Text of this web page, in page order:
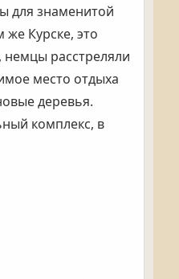
для знаменитой
Курске, это
расстреляли
место отдыха
деревья.
комплекс, в